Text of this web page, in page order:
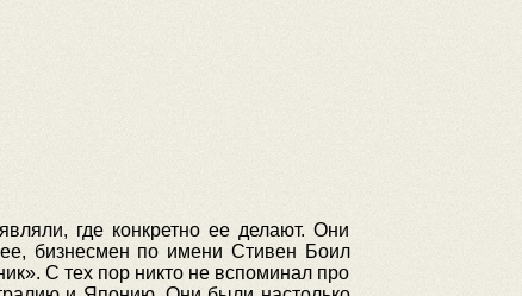
где конкретно ее делают. Они
бизнесмен по имени Стивен Боил
С тех пор никто не вспоминал про